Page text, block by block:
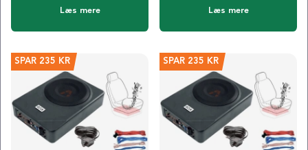
Læs mere Læs mere
SPAR 235 KR SPAR 235 KR